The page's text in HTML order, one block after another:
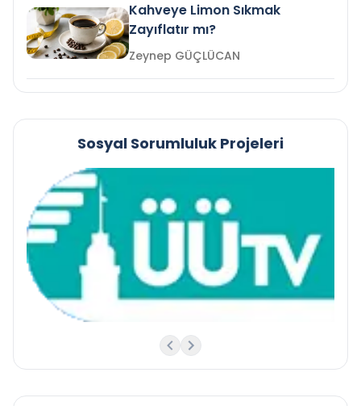
Kahveye Limon Sıkmak
Zayıflatır mı?
Zeynep GÜÇLÜCAN
Sosyal Sorumluluk Projeleri